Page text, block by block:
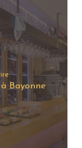
Bayonne